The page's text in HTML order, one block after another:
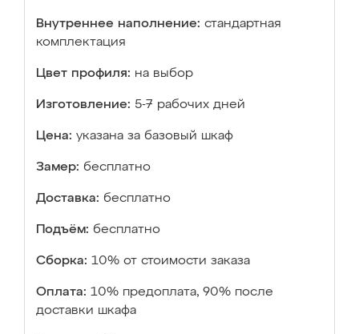
Внутреннее наполнение: стандартная
комплектация
Цвет профиля: на выбор
Изготовление: 5-7 рабочих дней
Цена: указана за базовый шкаф
Замер: бесплатно
Доставка: бесплатно
Подъём: бесплатно
Сборка: 10% от стоимости заказа
Оплата: 10% предоплата, 90% после
доставки шкафа